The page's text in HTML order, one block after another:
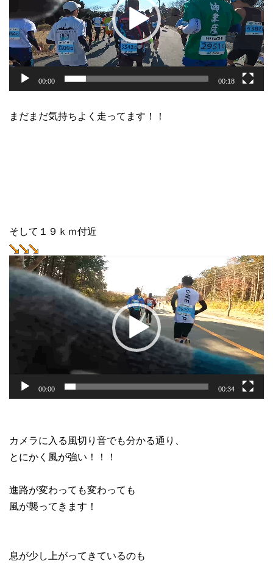
ヤ
ー
00:00 00:18
まだまだ気持ちよく走ってます！！
そして１９ｋｍ付近
動
画
プ
レ
00:00 00:34
カメラに入る風切り音でも分かる通り、
とにかく風が強い！！！
進路が変わっても変わっても
風が襲ってきます！
息が少し上がってきているのも